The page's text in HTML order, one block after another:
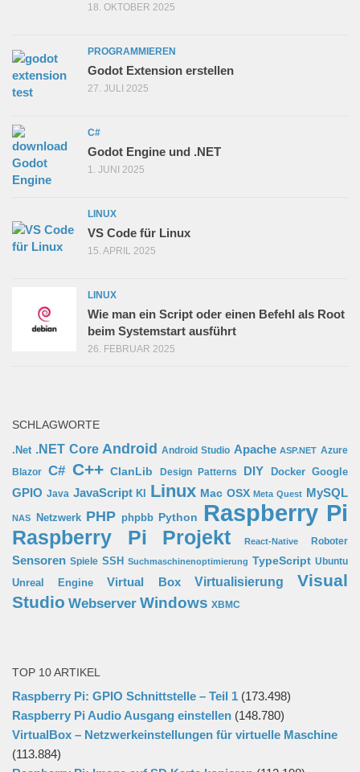
18. OKTOBER 2025
PROGRAMMIEREN
Godot Extension erstellen
27. JULI 2025
C#
Godot Engine und .NET
1. JUNI 2025
LINUX
VS Code für Linux
15. APRIL 2025
LINUX
Wie man ein Script oder einen Befehl als Root
beim Systemstart ausführt
26. FEBRUAR 2025
SCHLAGWORTE
.Net .NET Core Android Android Studio Apache ASP.NET Azure
Blazor C# C++ ClanLib Design Patterns DIY Docker Google
GPIO Java JavaScript KI Linux Mac OSX Meta Quest MySQL
NAS Netzwerk PHP phpbb Python Raspberry Pi
Raspberry Pi Projekt React-Native Roboter
Sensoren Spiele SSH Suchmaschinenoptimierung TypeScript Ubuntu
Unreal Engine
Virtual Box Virtualisierung
Visual
Studio Webserver Windows XBMC
TOP 10 ARTIKEL
Raspberry Pi: GPIO Schnittstelle – Teil 1 (173.498)
Raspberry Pi Audio Ausgang einstellen (148.780)
VirtualBox – Netzwerkeinstellungen für virtuelle Maschine
(113.884)